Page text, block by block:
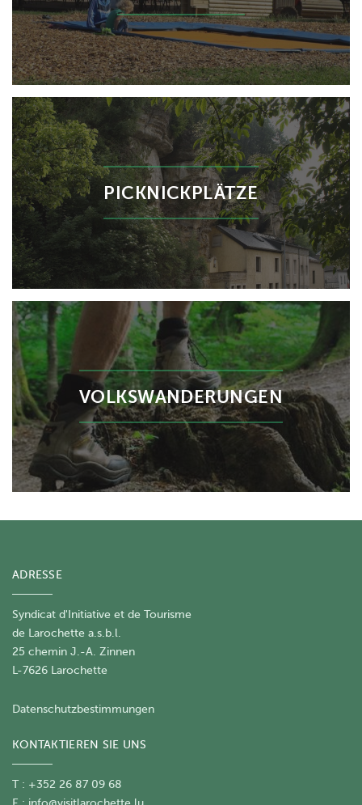
PICKNICKPLÄTZE
VOLKSWANDERUNGEN
ADRESSE
Syndicat d'Initiative et de Tourisme
de Larochette a.s.b.l.
25 chemin J.-A. Zinnen
L-7626 Larochette
Datenschutzbestimmungen
KONTAKTIEREN SIE UNS
T : +352 26 87 09 68